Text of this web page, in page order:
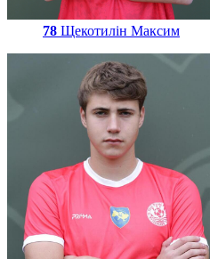
78 Щекотилін Максим